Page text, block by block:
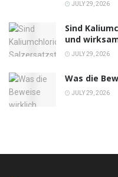
JULY 29, 2026
Sind
und
JULY 29, 2026
Was die
JULY 29, 2026